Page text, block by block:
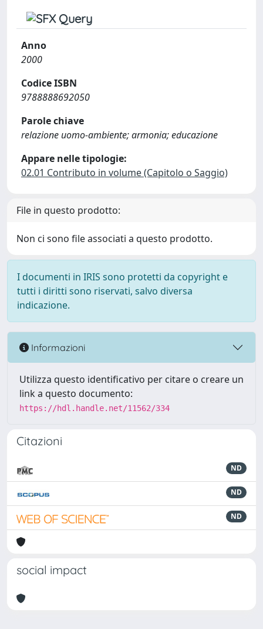
Anno
2000
Codice ISBN
9788888692050
Parole chiave
relazione uomo-ambiente; armonia; educazione
Appare nelle tipologie:
02.01 Contributo in volume (Capitolo o Saggio)
File in questo prodotto:
Non ci sono file associati a questo prodotto.
I documenti in IRIS sono protetti da copyright e
tutti i diritti sono riservati, salvo diversa
indicazione.
Informazioni
Utilizza questo identificativo per citare o creare un
link a questo documento:
https://hdl.handle.net/11562/334
Citazioni
ND
ND
ND
social impact